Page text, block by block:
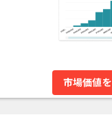
市場価値